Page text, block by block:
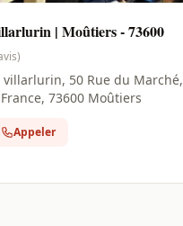
| Moûtiers - 73600
50 Rue du Marché,
73600 Moûtiers
Appeler